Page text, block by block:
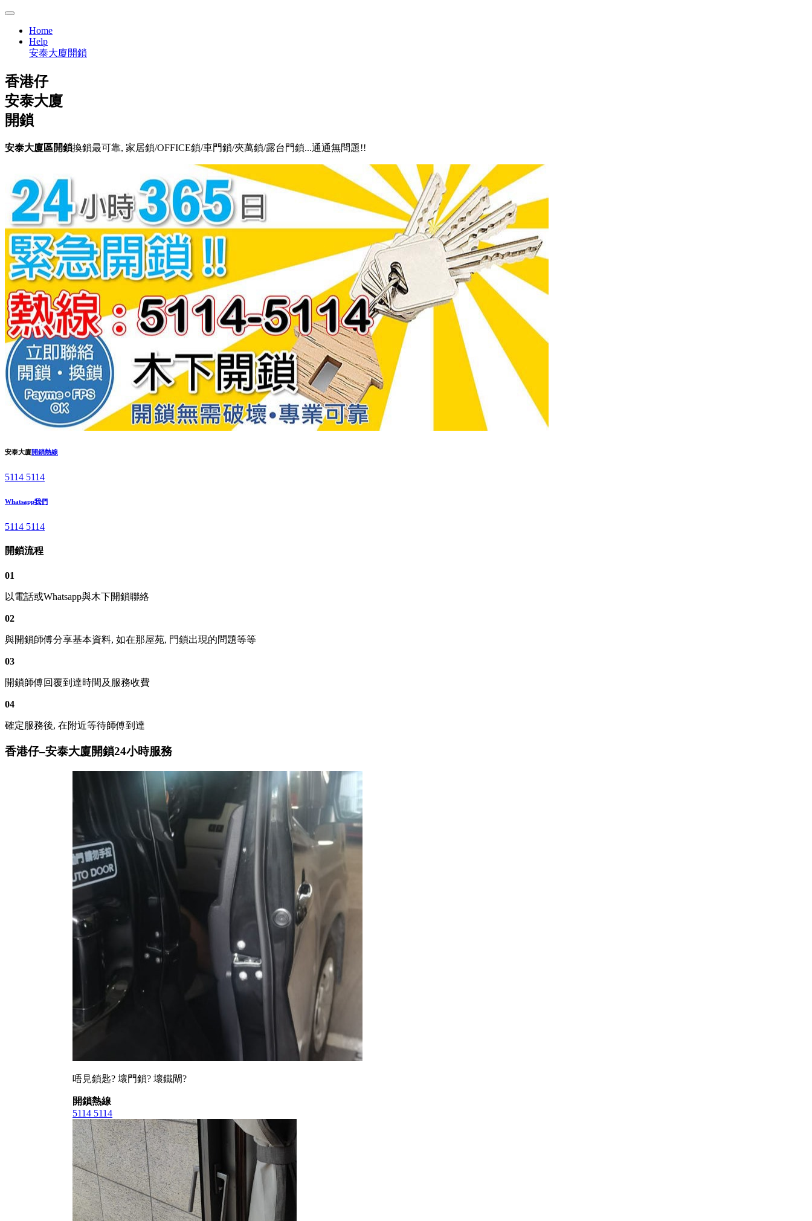
Home
Help
安泰大廈開鎖
香港仔
安泰大廈
開鎖
安泰大廈區開鎖換鎖最可靠, 家居鎖/OFFICE鎖/車門鎖/夾萬鎖/露台門鎖...通通無問題!!
安泰大廈開鎖熱線
5114 5114
Whatsapp我們
5114 5114
開鎖流程
01
以電話或Whatsapp與木下開鎖聯絡
02
與開鎖師傅分享基本資料, 如在那屋苑, 門鎖出現的問題等等
03
開鎖師傅回覆到達時間及服務收費
04
確定服務後, 在附近等待師傅到達
香港仔–安泰大廈開鎖24小時服務
唔見鎖匙? 壞門鎖? 壞鐵閘?
開鎖熱線
5114 5114